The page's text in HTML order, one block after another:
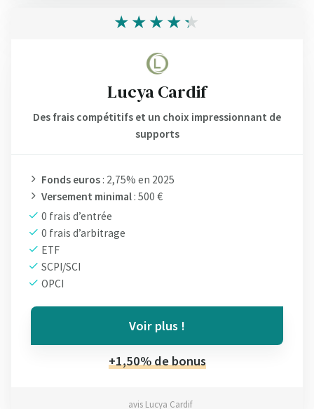
Lucya Cardif
Des frais compétitifs et un choix impressionnant de
supports
Fonds euros : 2,75% en 2025
Versement minimal : 500 €
0 frais d’entrée
0 frais d’arbitrage
ETF
SCPI/SCI
OPCI
Voir plus !
+1,50% de bonus
avis Lucya Cardif